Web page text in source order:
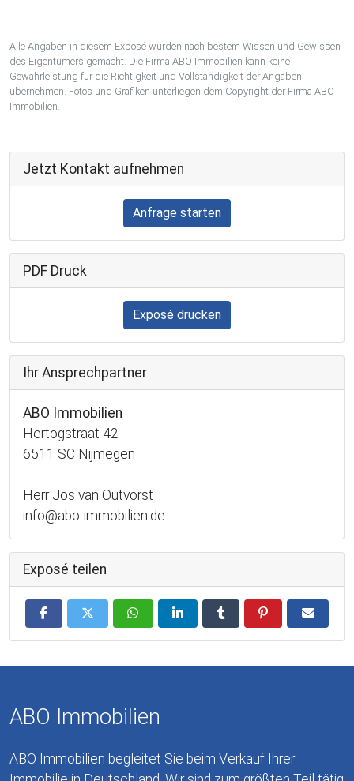
Alle Angaben in diesem Exposé wurden nach bestem Wissen und Gewissen
des Eigentümers gemacht. Die Firma ABO Immobilien kann keine
Gewährleistung für die Richtigkeit und Vollständigkeit der Angaben
übernehmen. Fotos und Grafiken unterliegen dem Copyright der Firma ABO
Immobilien.
Jetzt Kontakt aufnehmen
Anfrage starten
PDF Druck
Exposé drucken
Ihr Ansprechpartner
ABO Immobilien
Hertogstraat 42
6511 SC Nijmegen
Herr Jos van Outvorst
info@abo-immobilien.de
Exposé teilen
ABO Immobilien
ABO Immobilien begleitet Sie beim Verkauf Ihrer